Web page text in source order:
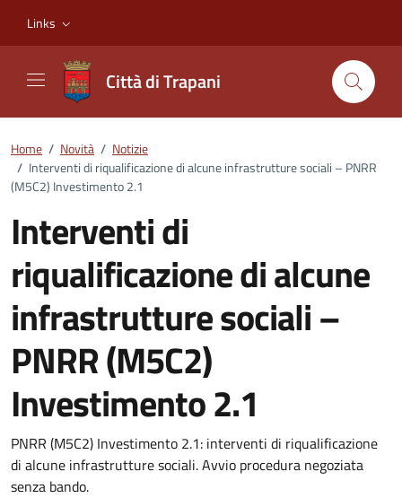
Links
Città di Trapani
Home / Novità / Notizie
/ Interventi di riqualificazione di alcune infrastrutture sociali – PNRR
(M5C2) Investimento 2.1
Interventi di
riqualificazione di alcune
infrastrutture sociali –
PNRR (M5C2)
Investimento 2.1
Dettagli della notizia
PNRR (M5C2) Investimento 2.1: interventi di riqualificazione
di alcune infrastrutture sociali. Avvio procedura negoziata
senza bando.